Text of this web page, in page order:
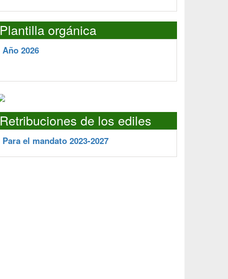
Plantilla orgánica
Año 2026
Retribuciones de los ediles
Para el mandato 2023-2027